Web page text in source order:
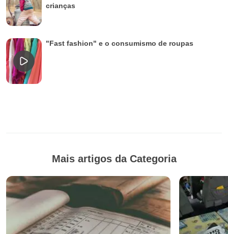
crianças
"Fast fashion" e o consumismo de roupas
Mais artigos da Categoria